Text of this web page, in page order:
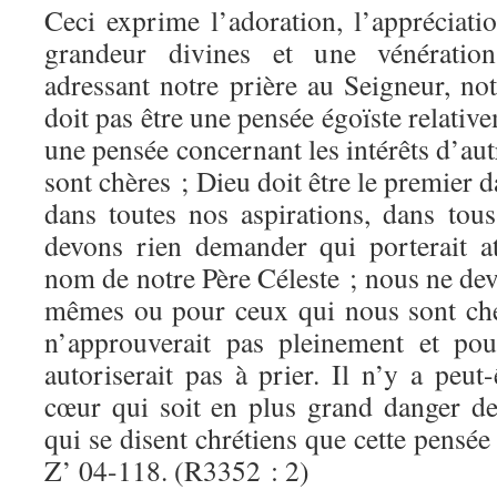
Ceci exprime l’adoration,
grandeur divines et une
adressant notre prière au Seigneur,
doit pas être une pensée égoïste
une pensée concernant les intérêts
sont chères ; Dieu doit être le premier
dans toutes nos aspirations, dans
devons rien demander qui porterait
nom de notre Père Céleste ; nous ne
mêmes ou pour ceux qui nous sont
n’approuverait pas pleinement et
autoriserait pas à prier. Il n’y a
cœur qui soit en plus grand danger
qui se disent chrétiens que cette
Z’ 04-118. (R3352 : 2)